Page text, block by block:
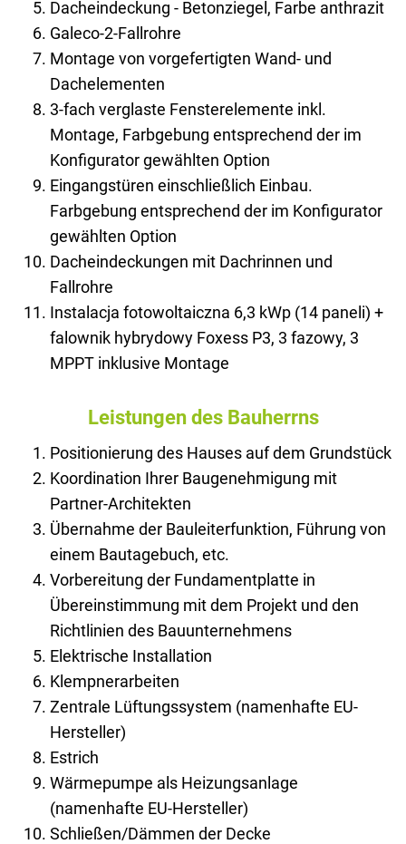
Dacheindeckung - Betonziegel, Farbe anthrazit
Galeco-2-Fallrohre
Montage von vorgefertigten Wand- und
Dachelementen
3-fach verglaste Fensterelemente inkl.
Montage, Farbgebung entsprechend der im
Konfigurator gewählten Option
Eingangstüren einschließlich Einbau.
Farbgebung entsprechend der im Konfigurator
gewählten Option
Dacheindeckungen mit Dachrinnen und
Fallrohre
Instalacja fotowoltaiczna 6,3 kWp (14 paneli) +
falownik hybrydowy Foxess P3, 3 fazowy, 3
MPPT inklusive Montage
Leistungen des Bauherrns
Positionierung des Hauses auf dem Grundstück
Koordination Ihrer Baugenehmigung mit
Partner-Architekten
Übernahme der Bauleiterfunktion, Führung von
einem Bautagebuch, etc.
Vorbereitung der Fundamentplatte in
Übereinstimmung mit dem Projekt und den
Richtlinien des Bauunternehmens
Elektrische Installation
Klempnerarbeiten
Zentrale Lüftungssystem (namenhafte EU-
Hersteller)
Estrich
Wärmepumpe als Heizungsanlage
(namenhafte EU-Hersteller)
Schließen/Dämmen der Decke